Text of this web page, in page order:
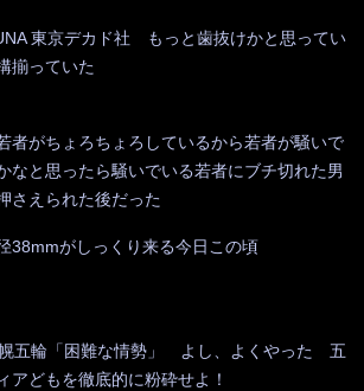
東京デカド社 もっと歯抜けかと思ってい
揃っていた
者がちょろちょろしているから若者が騒いで
なと思ったら騒いでいる若者にブチ切れた男
さえられた後だった
38mmがしっくり来る今日この頃
五輪「困難な情勢」 よし、よくやった 五
アどもを徹底的に粉砕せよ！